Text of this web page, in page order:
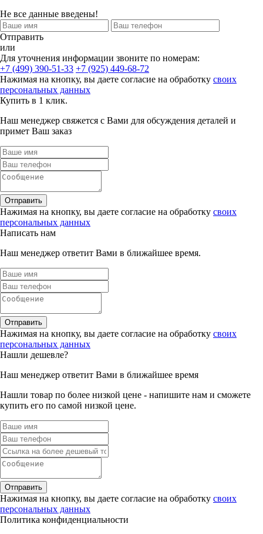
Не все данные введены!
Отправить
или
Для уточнения информации звоните по номерам:
+7 (499) 390-51-33 +7 (925) 449-68-72
Нажимая на кнопку, вы даете согласие на обработку своих
персональных данных
Купить в 1 клик.
Наш менеджер свяжется с Вами для обсуждения деталей и
примет Ваш заказ
Отправить
Нажимая на кнопку, вы даете согласие на обработку своих
персональных данных
Написать нам
Наш менеджер ответит Вами в ближайшее время.
Отправить
Нажимая на кнопку, вы даете согласие на обработку своих
персональных данных
Нашли дешевле?
Наш менеджер ответит Вами в ближайшее время
Нашли товар по более низкой цене - напишите нам и сможете
купить его по самой низкой цене.
Отправить
Нажимая на кнопку, вы даете согласие на обработку своих
персональных данных
Политика конфиденциальности